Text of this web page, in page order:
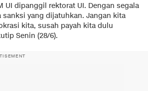
UI dipanggil rektorat UI. Dengan segala
yang dijatuhkan. Jangan kita
kita, susah payah kita dulu
Senin (28/6).